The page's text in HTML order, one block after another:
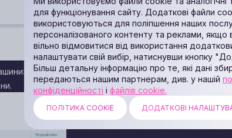
натискаємо на кнопку «Диски»,
для функціонування сайту. Додаткові файли
використовуються для поліпшення наших
персоналізованого контенту та реклами, якщо
вільно відмовитися від використання
налаштувати свій вибір, натиснувши кнопку
Більш детальну інформацію про те, які дані
передаються нашим партнерам, див. у нашій
конфіденційності і файлів cookie.
ПОЛІТИКА COOKIE ДОДАТКОВІ